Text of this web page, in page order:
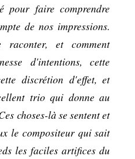
pour faire comprendre
de nos impressions.
raconter, et comment
d'intentions, cette
discrétion d'effet, et
trio qui donne au
choses-là se sentent et
le compositeur qui sait
les faciles artifices du